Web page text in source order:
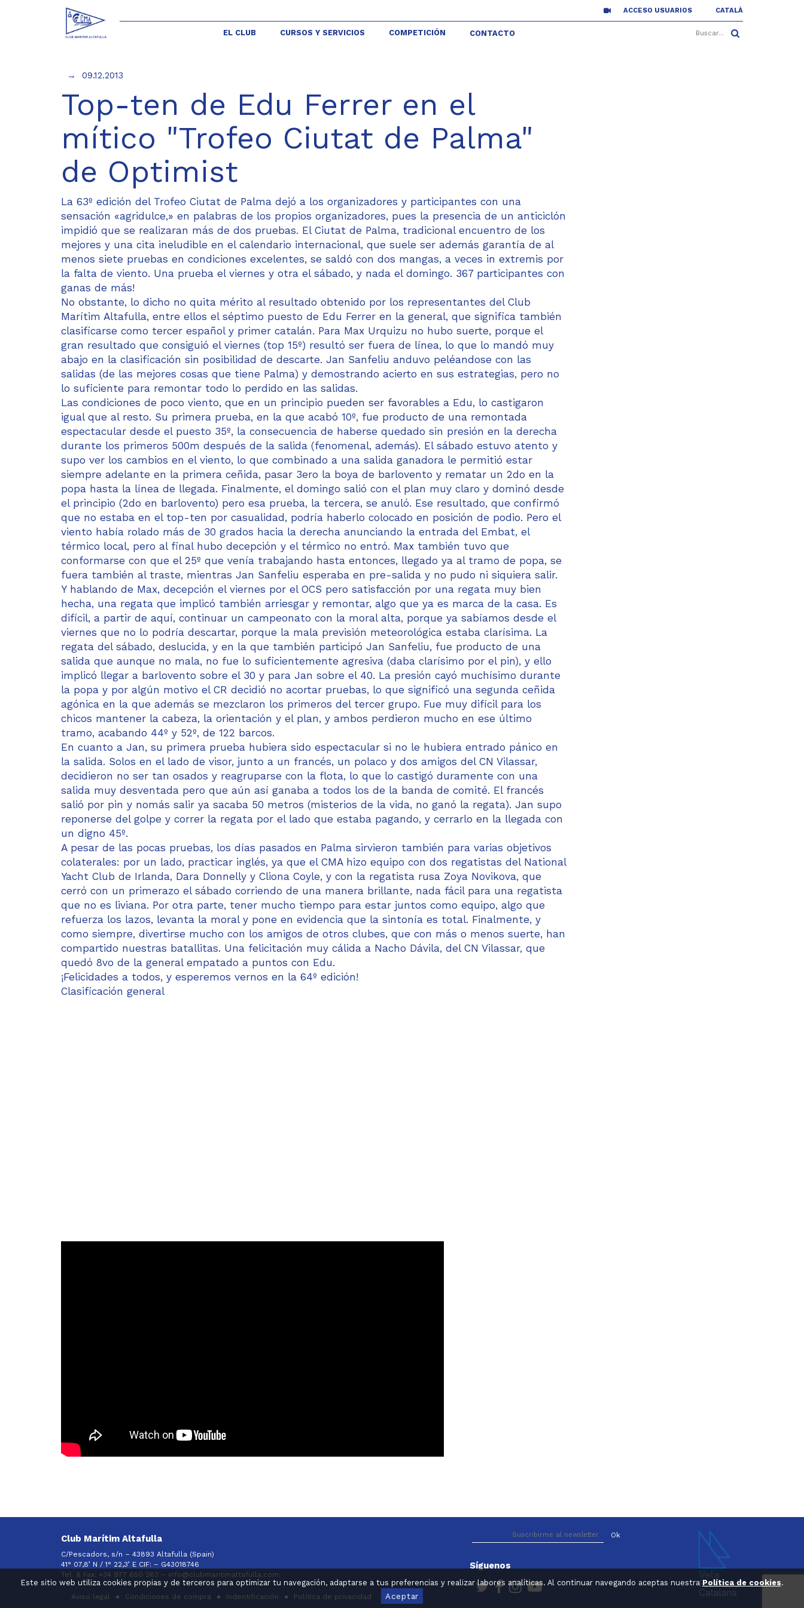
Este sitio web utiliza cookies propias y de terceros para optimizar tu navegación, adaptarse a tus preferencias y realizar labores analíticas. Al continuar navegando aceptas nuestra Política de cookies.
Aceptar
ACCESO USUARIOS CATALÀ
EL CLUB CURSOS Y SERVICIOS COMPETICIÓN CONTACTO
09.12.2013
Top-ten de Edu Ferrer en el
mítico "Trofeo Ciutat de Palma"
de Optimist
La 63º edición del Trofeo Ciutat de Palma dejó a los organizadores y participantes con una
sensación «agridulce,» en palabras de los propios organizadores, pues la presencia de un anticiclón
impidió que se realizaran más de dos pruebas. El Ciutat de Palma, tradicional encuentro de los
mejores y una cita ineludible en el calendario internacional, que suele ser además garantía de al
menos siete pruebas en condiciones excelentes, se saldó con dos mangas, a veces in extremis por
la falta de viento. Una prueba el viernes y otra el sábado, y nada el domingo. 367 participantes con
ganas de más!
No obstante, lo dicho no quita mérito al resultado obtenido por los representantes del Club
Marítim Altafulla, entre ellos el séptimo puesto de Edu Ferrer en la general, que significa también
clasificarse como tercer español y primer catalán. Para Max Urquizu no hubo suerte, porque el
gran resultado que consiguió el viernes (top 15º) resultó ser fuera de línea, lo que lo mandó muy
abajo en la clasificación sin posibilidad de descarte. Jan Sanfeliu anduvo peléandose con las
salidas (de las mejores cosas que tiene Palma) y demostrando acierto en sus estrategias, pero no
lo suficiente para remontar todo lo perdido en las salidas.
Las condiciones de poco viento, que en un principio pueden ser favorables a Edu, lo castigaron
igual que al resto. Su primera prueba, en la que acabó 10º, fue producto de una remontada
espectacular desde el puesto 35º, la consecuencia de haberse quedado sin presión en la derecha
durante los primeros 500m después de la salida (fenomenal, además). El sábado estuvo atento y
supo ver los cambios en el viento, lo que combinado a una salida ganadora le permitió estar
siempre adelante en la primera ceñida, pasar 3ero la boya de barlovento y rematar un 2do en la
popa hasta la línea de llegada. Finalmente, el domingo salió con el plan muy claro y dominó desde
el principio (2do en barlovento) pero esa prueba, la tercera, se anuló. Ese resultado, que confirmó
que no estaba en el top-ten por casualidad, podría haberlo colocado en posición de podio. Pero el
viento había rolado más de 30 grados hacia la derecha anunciando la entrada del Embat, el
térmico local, pero al final hubo decepción y el térmico no entró. Max también tuvo que
conformarse con que el 25º que venía trabajando hasta entonces, llegado ya al tramo de popa, se
fuera también al traste, mientras Jan Sanfeliu esperaba en pre-salida y no pudo ni siquiera salir.
Y hablando de Max, decepción el viernes por el OCS pero satisfacción por una regata muy bien
hecha, una regata que implicó también arriesgar y remontar, algo que ya es marca de la casa. Es
difícil, a partir de aquí, continuar un campeonato con la moral alta, porque ya sabíamos desde el
viernes que no lo podría descartar, porque la mala previsión meteorológica estaba clarísima. La
regata del sábado, deslucida, y en la que también participó Jan Sanfeliu, fue producto de una
salida que aunque no mala, no fue lo suficientemente agresiva (daba clarísimo por el pin), y ello
implicó llegar a barlovento sobre el 30 y para Jan sobre el 40. La presión cayó muchísimo durante
la popa y por algún motivo el CR decidió no acortar pruebas, lo que significó una segunda ceñida
agónica en la que además se mezclaron los primeros del tercer grupo. Fue muy difícil para los
chicos mantener la cabeza, la orientación y el plan, y ambos perdieron mucho en ese último
tramo, acabando 44º y 52º, de 122 barcos.
En cuanto a Jan, su primera prueba hubiera sido espectacular si no le hubiera entrado pánico en
la salida. Solos en el lado de visor, junto a un francés, un polaco y dos amigos del CN Vilassar,
decidieron no ser tan osados y reagruparse con la flota, lo que lo castigó duramente con una
salida muy desventada pero que aún así ganaba a todos los de la banda de comité. El francés
salió por pin y nomás salir ya sacaba 50 metros (misterios de la vida, no ganó la regata). Jan supo
reponerse del golpe y correr la regata por el lado que estaba pagando, y cerrarlo en la llegada con
un digno 45º.
A pesar de las pocas pruebas, los días pasados en Palma sirvieron también para varias objetivos
colaterales: por un lado, practicar inglés, ya que el CMA hizo equipo con dos regatistas del National
Yacht Club de Irlanda, Dara Donnelly y Cliona Coyle, y con la regatista rusa Zoya Novikova, que
cerró con un primerazo el sábado corriendo de una manera brillante, nada fácil para una regatista
que no es liviana. Por otra parte, tener mucho tiempo para estar juntos como equipo, algo que
refuerza los lazos, levanta la moral y pone en evidencia que la sintonía es total. Finalmente, y
como siempre, divertirse mucho con los amigos de otros clubes, que con más o menos suerte, han
compartido nuestras batallitas. Una felicitación muy cálida a Nacho Dávila, del CN Vilassar, que
quedó 8vo de la general empatado a puntos con Edu.
¡Felicidades a todos, y esperemos vernos en la 64º edición!
Clasificación general
Club Marítim Altafulla
C/Pescadors, s/n – 43893 Altafulla (Spain)
41° 07,8’ N / 1° 22,3’ E CIF: – G43018746
Tel. & Fax: +34 977 650 263 – info@clubmaritimaltafulla.com.
Aviso legal Condiciones de compra Indentificación Política de privacidad
Síguenos